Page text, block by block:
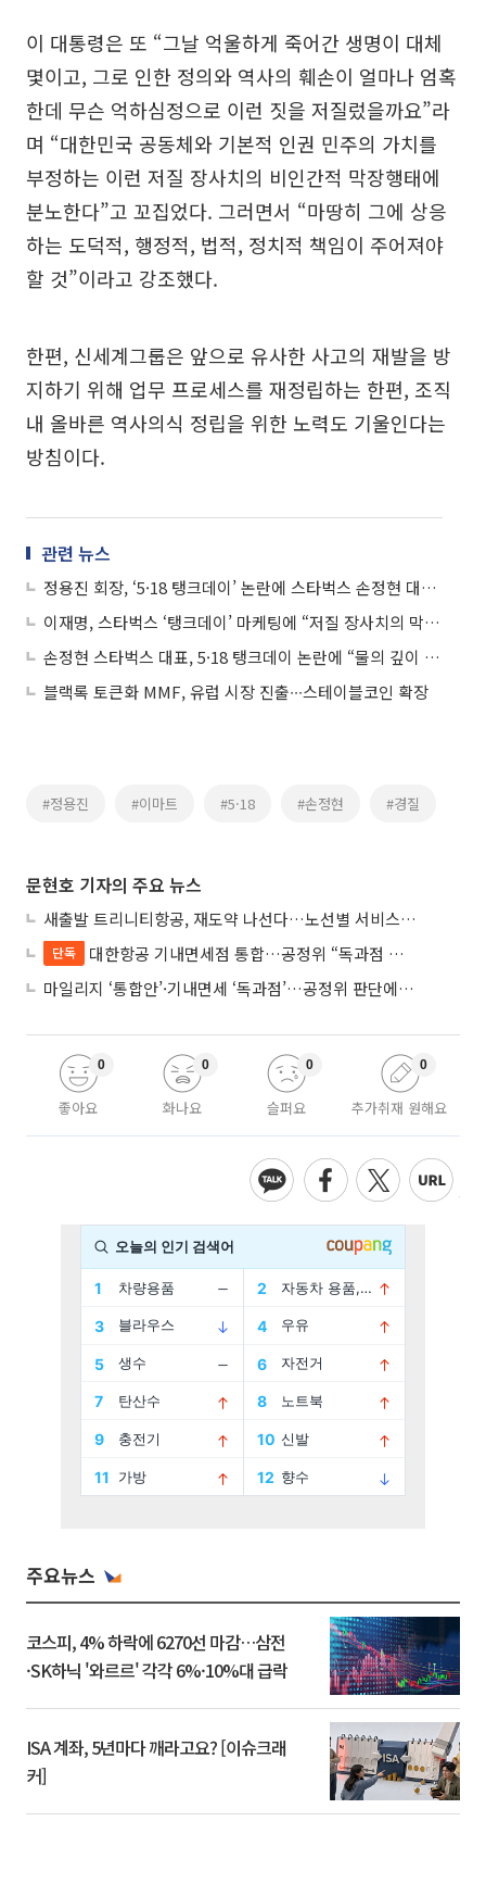
이 대통령은 또 “그날 억울하게 죽어간 생명이 대체
몇이고, 그로 인한 정의와 역사의 훼손이 얼마나 엄혹
한데 무슨 억하심정으로 이런 짓을 저질렀을까요”라
며 “대한민국 공동체와 기본적 인권 민주의 가치를
부정하는 이런 저질 장사치의 비인간적 막장행태에
분노한다”고 꼬집었다. 그러면서 “마땅히 그에 상응
하는 도덕적, 행정적, 법적, 정치적 책임이 주어져야
할 것”이라고 강조했다.
한편, 신세계그룹은 앞으로 유사한 사고의 재발을 방
지하기 위해 업무 프로세스를 재정립하는 한편, 조직
내 올바른 역사의식 정립을 위한 노력도 기울인다는
방침이다.
관련 뉴스
정용진 회장, ‘5·18 탱크데이’ 논란에 스타벅스 손정현 대표 경질
이재명, 스타벅스 ‘탱크데이’ 마케팅에 “저질 장사치의 막장행태⋯상응하는 책임져야”
손정현 스타벅스 대표, 5·18 탱크데이 논란에 “물의 깊이 사죄”
블랙록 토큰화 MMF, 유럽 시장 진출∙∙∙스테이블코인 확장
#정용진 #이마트 #5·18 #손정현 #경질
문현호 기자의 주요 뉴스
새출발 트리니티항공, 재도약 나선다…노선별 서비스 차별화
단독
대한항공 기내면세점 통합…공정위 “독과점 여부 따진다”
마일리지 ‘통합안’·기내면세 ‘독과점’…공정위 판단에 쏠린 눈
좋아요
0
화나요
0
슬퍼요
0
추가취재 원해요
0
주요뉴스
코스피, 4% 하락에 6270선 마감…삼전
·SK하닉 '와르르' 각각 6%·10%대 급락
ISA 계좌, 5년마다 깨라고요? [이슈크래
커]